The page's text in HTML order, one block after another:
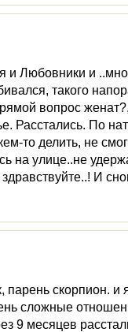
и Любовники и
такого
вопрос
Расстались. По
то делить, не
на улице..не
И
парень скорпион. и
сложные
9 месяцев